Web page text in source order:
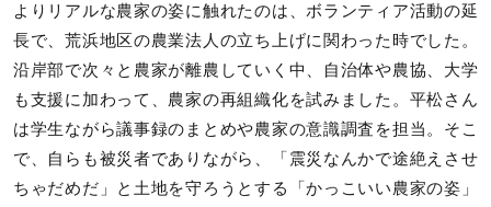
よりリアルな農家の姿に触れたのは、ボランティア活動の延
長で、荒浜地区の農業法人の立ち上げに関わった時でした。
沿岸部で次々と農家が離農していく中、自治体や農協、大学
も支援に加わって、農家の再組織化を試みました。平松さん
は学生ながら議事録のまとめや農家の意識調査を担当。そこ
で、自らも被災者でありながら、「震災なんかで途絶えさせ
ちゃだめだ」と土地を守ろうとする「かっこいい農家の姿」